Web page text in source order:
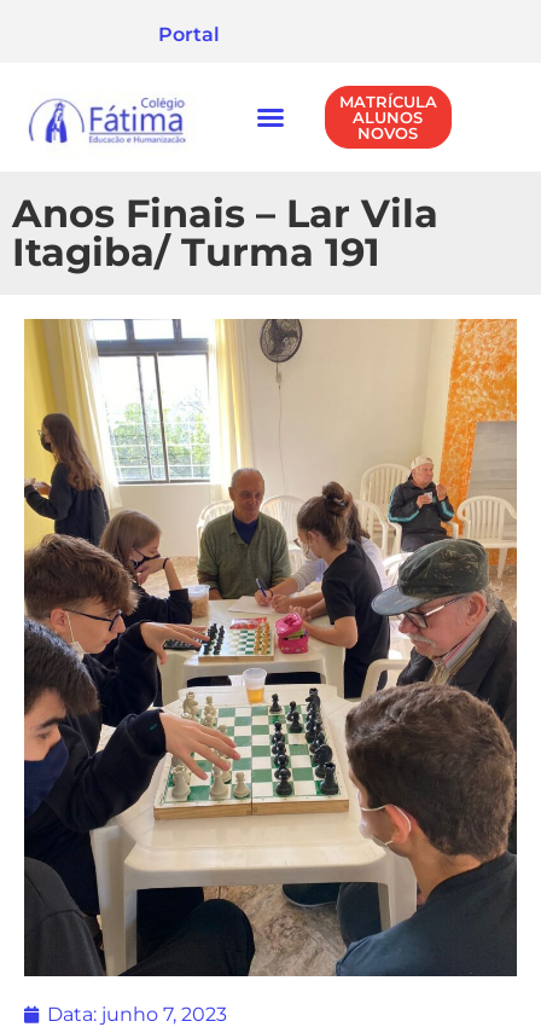
Portal
MATRÍCULA
ALUNOS
NOVOS
Anos Finais – Lar Vila
Itagiba/ Turma 191
Data: junho 7, 2023